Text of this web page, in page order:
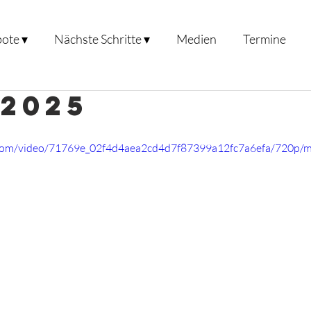
▾ Nächste Schritte ▾ Medien Termine
video/71769e_02f4d4aea2cd4d7f87399a12fc7a6efa/720p/